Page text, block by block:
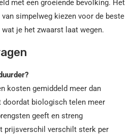
met een groeiende bevolking. Het
simpelweg kiezen voor de beste
je het zwaarst laat wegen.
kosten gemiddeld meer dan
biologisch telen meer
geeft en streng
prijsverschil verschilt sterk per